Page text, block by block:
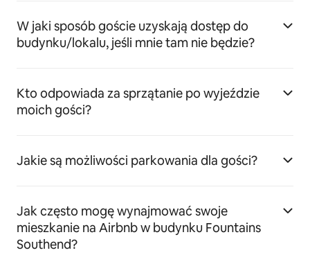
W jaki sposób goście uzyskają dostęp do
budynku/lokalu, jeśli mnie tam nie będzie?
Kto odpowiada za sprzątanie po wyjeździe
moich gości?
Jakie są możliwości parkowania dla gości?
Jak często mogę wynajmować swoje
mieszkanie na Airbnb w budynku Fountains
Southend?